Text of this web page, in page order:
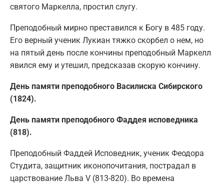
святого Маркелла, простил слугу.
Преподобный мирно преставился к Богу в 485 году.
Его верный ученик Лукиан тяжко скорбел о нем, но
на пятый день после кончины преподобный Маркелл
явился ему и утешил, предсказав скорую кончину.
День памяти преподобного Василиска Сибирского
(1824).
День памяти преподобного Фаддея исповедника
(818).
Преподобный Фаддей Исповедник, ученик Феодора
Студита, защитник иконопочитания, пострадал в
царствование Льва V (813-820). Во времена